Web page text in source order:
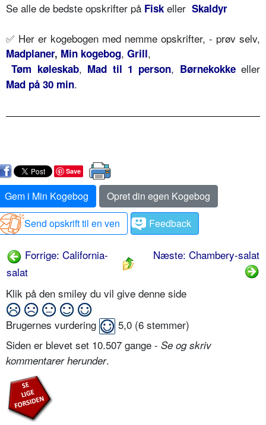
Se alle de bedste opskrifter på Fisk eller Skaldyr
✅ Her er kogebogen med nemme opskrifter, - prøv selv,
Madplaner, Min kogebog, Grill,
Tøm køleskab, Mad til 1 person, Børnekokkeeller
Mad på 30 min.
Save
Gem i Min Kogebog
Opret din egen Kogebog
Send opskrift til en ven
Feedback
Forrige: California-
salat
Næste: Chambery-salat
Klik på den smiley du vil give denne side
Brugernes vurdering 5,0 (6 stemmer)
Siden er blevet set 10.507 gange - Se og skriv
kommentarer herunder.